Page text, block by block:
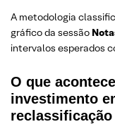
A metodologia
gráfico da sessão
intervalos esperados
O que
investimento